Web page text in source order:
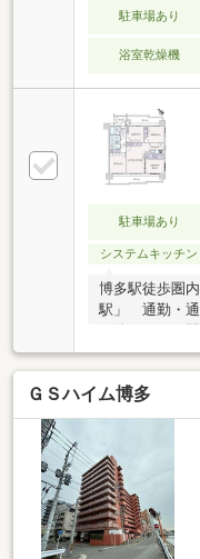
駐車場あり
浴室乾燥機
駐車場あり
システムキッチン
博多駅徒歩圏
駅」 通勤・通
は使いやすい
心部へのアク
対応できる住
ＧＳハイム博多